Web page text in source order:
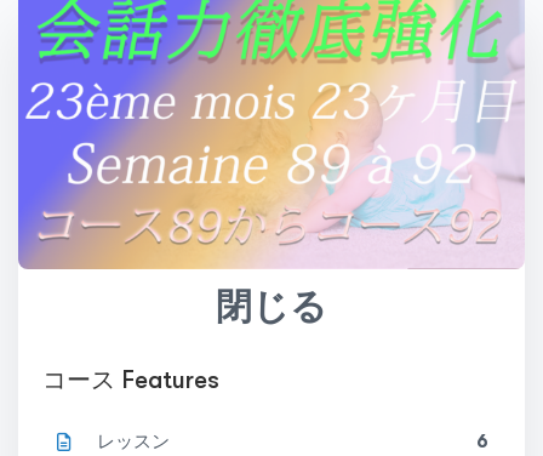
閉じる
コース Features
レッスン 6